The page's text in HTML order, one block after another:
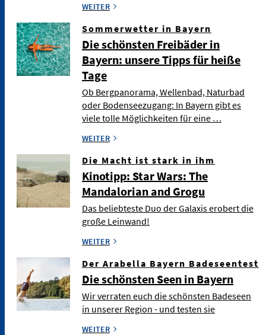
WEITER
Sommerwetter in Bayern
Die schönsten Freibäder in
Bayern: unsere Tipps für heiße
Tage
Ob Bergpanorama, Wellenbad, Naturbad
oder Bodenseezugang: In Bayern gibt es
viele tolle Möglichkeiten für eine …
WEITER
Die Macht ist stark in ihm
Kinotipp: Star Wars: The
Mandalorian and Grogu
Das beliebteste Duo der Galaxis erobert die
große Leinwand!
WEITER
Der Arabella Bayern Badeseentest
Die schönsten Seen in Bayern
Wir verraten euch die schönsten Badeseen
in unserer Region - und testen sie
WEITER